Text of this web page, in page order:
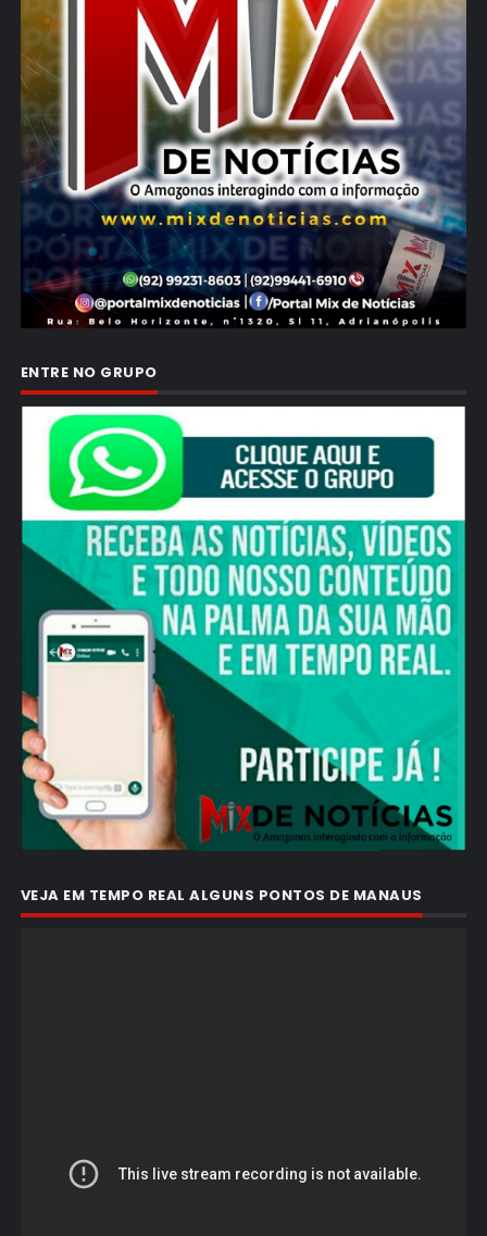
ENTRE NO GRUPO
VEJA EM TEMPO REAL ALGUNS PONTOS DE MANAUS